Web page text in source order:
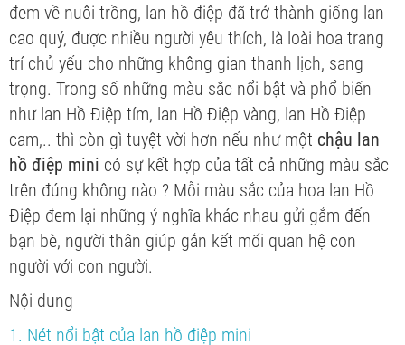
đem về nuôi trồng, lan hồ điệp đã trở thành giống lan
cao quý, được nhiều người yêu thích, là loài hoa trang
trí chủ yếu cho những không gian thanh lịch, sang
trọng. Trong số những màu sắc nổi bật và phổ biến
như lan Hồ Điệp tím, lan Hồ Điệp vàng, lan Hồ Điệp
cam,.. thì còn gì tuyệt vời hơn nếu như một chậu lan
hồ điệp mini có sự kết hợp của tất cả những màu sắc
trên đúng không nào ? Mỗi màu sắc của hoa lan Hồ
Điệp đem lại những ý nghĩa khác nhau gửi gắm đến
bạn bè, người thân giúp gắn kết mối quan hệ con
người với con người.
Nội dung
1. Nét nổi bật của lan hồ điệp mini